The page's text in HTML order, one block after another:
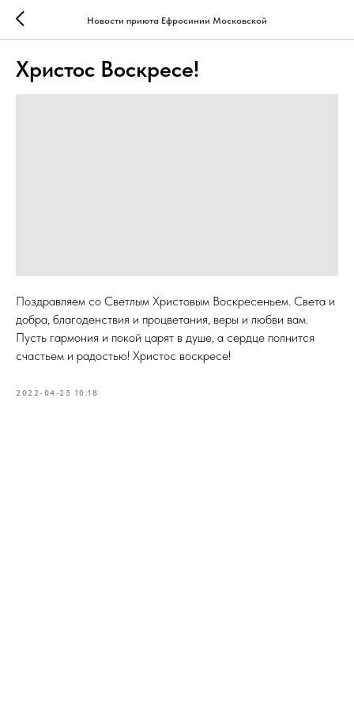
Новости приюта Ефросинии Московской
Христос Воскресе!
Поздравляем со Светлым Христовым Воскресеньем. Света и
добра, благоденствия и процветания, веры и любви вам.
Пусть гармония и покой царят в душе, а сердце полнится
счастьем и радостью! Христос воскресе!
2022-04-25 10:18